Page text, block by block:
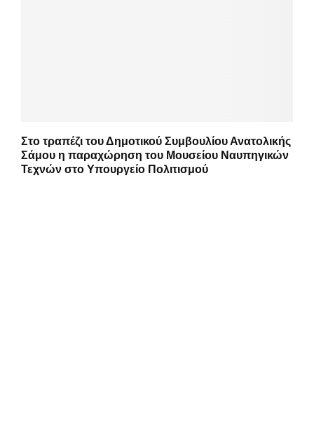
Στο τραπέζι του Δημοτικού Συμβουλίου Ανατολικής
Σάμου η παραχώρηση του Μουσείου Ναυπηγικών
Τεχνών στο Υπουργείο Πολιτισμού